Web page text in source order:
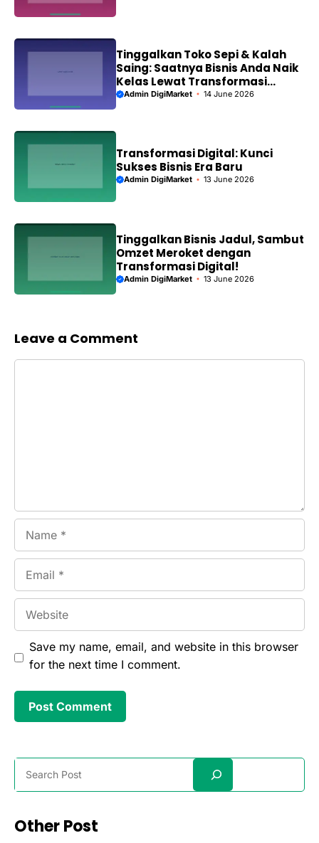
Tinggalkan Toko Sepi & Kalah
Saing: Saatnya Bisnis Anda Naik
Kelas Lewat Transformasi
Digital!
Admin DigiMarket 14 June 2026
Transformasi Digital: Kunci
Sukses Bisnis Era Baru
Admin DigiMarket 13 June 2026
Tinggalkan Bisnis Jadul, Sambut
Omzet Meroket dengan
Transformasi Digital!
Admin DigiMarket 13 June 2026
Leave a Comment
Save my name, email, and website in this browser
for the next time I comment.
Search
Other Post